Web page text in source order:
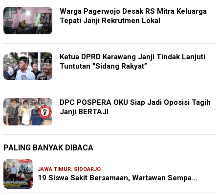
Warga Pagerwojo Desak RS Mitra Keluarga
Tepati Janji Rekrutmen Lokal
Ketua DPRD Karawang Janji Tindak Lanjuti
Tuntutan “Sidang Rakyat”
DPC POSPERA OKU Siap Jadi Oposisi Tagih
Janji BERTAJI
PALING BANYAK DIBACA
JAWA TIMUR, SIDOARJO
19 Siswa Sakit Bersamaan, Wartawan Sempa…